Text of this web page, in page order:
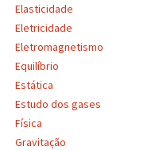
Elasticidade
Eletricidade
Eletromagnetismo
Equilíbrio
Estática
Estudo dos gases
Física
Gravitação